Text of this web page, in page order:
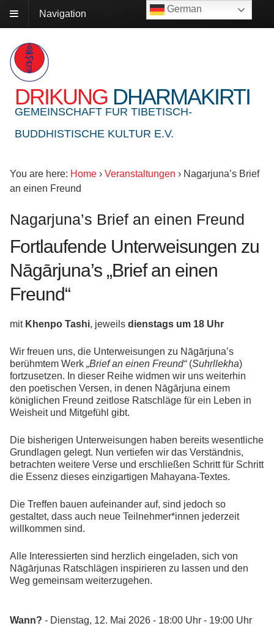
Navigation
DRIKUNG DHARMAKIRTI
GEMEINSCHAFT FUR TIBETISCH-
BUDDHISTISCHE KULTUR E.V.
You are here: Home › Veranstaltungen › Nagarjuna’s Brief
an einen Freund
Nagarjuna’s Brief an einen Freund
Fortlaufende Unterweisungen zu
Nāgārjuna’s „Brief an einen
Freund“
mit Khenpo Tashi, jeweils dienstags um 18 Uhr
Wir freuen uns, die Unterweisungen zu Nāgārjuna’s
berühmtem Werk „Brief an einen Freund“(Suhṛllekha)
fortzusetzen. In dieser Reihe widmen wir uns weiterhin
den poetischen Versen, in denen Nāgārjuna einem
königlichen Freund zeitlose Ratschläge für ein Leben in
Weisheit und Mitgefühl gibt.
Die bisherigen Unterweisungen haben bereits wesentliche
Grundlagen gelegt. Nun vertiefen wir das Verständnis,
betrachten weitere Verse und erschließen Schritt für Schritt
die Essenz dieses einzigartigen Mahayana-Textes.
Die Treffen bauen aufeinander auf, sind jedoch so
gestaltet, dass auch neue Teilnehmer*innen jederzeit
willkommen sind.
Alle Interessierten sind herzlich eingeladen, sich von
Nāgārjunas Ratschlägen inspirieren zu lassen und den
Weg gemeinsam weiterzugehen.
Wann? - Dienstag, 12. Mai 2026 - 18:00 Uhr - 19:00 Uhr
German